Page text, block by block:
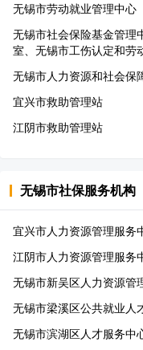
无锡市劳动就业管理中心
无锡市社会保险基金管理
室、无锡市工伤认定和劳
无锡市人力资源和社会保
宜兴市救助管理站
江阴市救助管理站
无锡市社保服务机构
宜兴市人力资源管理服务
江阴市人力资源管理服务
无锡市新吴区人力资源管
无锡市梁溪区公共就业人
无锡市滨湖区人才服务中